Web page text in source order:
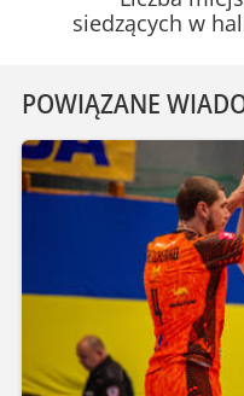
siedzących w
POWIĄZANE